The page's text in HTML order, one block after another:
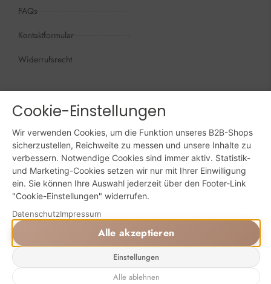
FAQs
Kontaktformular
Widerrufsrecht
Mo - Do: 09:00 - 16:00 Uhr
Fr: 09:00 - 15:00 Uhr
Sa + So: geschlossen
Online bestellen: 24/7
Powered by Digital Solutions NF
Cookie-Einstellungen
Wir verwenden Cookies, um die Funktion unseres B2B-Shops
sicherzustellen, Reichweite zu messen und unsere Inhalte zu
verbessern. Notwendige Cookies sind immer aktiv. Statistik-
und Marketing-Cookies setzen wir nur mit Ihrer Einwilligung
ein. Sie können Ihre Auswahl jederzeit über den Footer-Link
"Cookie-Einstellungen" widerrufen.
DatenschutzImpressum
Alle akzeptieren
Einstellungen
Alle ablehnen